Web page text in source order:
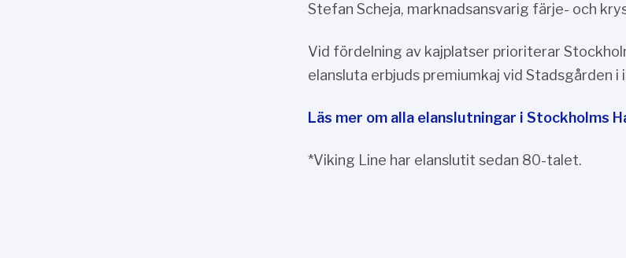
Stefan Scheja, marknadsansvarig färje- och
Vid fördelning av kajplatser prioriterar
elansluta erbjuds premiumkaj vid Stadsgården i
Läs mer om alla elanslutningar i Stockholms
*Viking Line har elanslutit sedan 80-talet.